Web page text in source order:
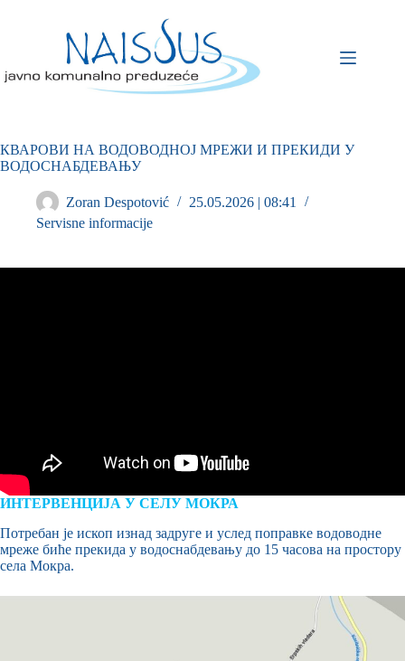
КВАРОВИ НА ВОДОВОДНОЈ МРЕЖИ И ПРЕКИДИ У
ВОДОСНАБДЕВАЊУ
Zoran Despotović
25.05.2026 | 08:41
Servisne informacije
ИНТЕРВЕНЦИЈА У СЕЛУ МОКРА
Потребан је ископ изнад задруге и услед поправке водоводне
мреже биће прекида у водоснабдевању до 15 часова на простору
села Мокра.